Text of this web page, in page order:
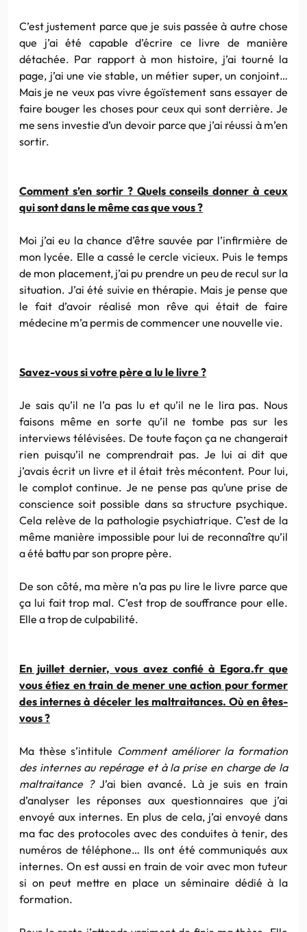
C’est justement parce que je suis passée à autre chose
que j’ai été capable d’écrire ce livre de manière
détachée. Par rapport à mon histoire, j’ai tourné la
page, j’ai une vie stable, un métier super, un conjoint…
Mais je ne veux pas vivre égoïstement sans essayer de
faire bouger les choses pour ceux qui sont derrière. Je
me sens investie d’un devoir parce que j’ai réussi à m’en
sortir.
Comment s’en sortir ? Quels conseils donner à ceux
qui sont dans le même cas que vous ?
Moi j’ai eu la chance d’être sauvée par l’infirmière de
mon lycée. Elle a cassé le cercle vicieux. Puis le temps
de mon placement, j’ai pu prendre un peu de recul sur la
situation. J’ai été suivie en thérapie. Mais je pense que
le fait d’avoir réalisé mon rêve qui était de faire
médecine m’a permis de commencer une nouvelle vie.
Savez-vous si votre père a lu le livre ?
Je sais qu’il ne l’a pas lu et qu’il ne le lira pas. Nous
faisons même en sorte qu’il ne tombe pas sur les
interviews télévisées. De toute façon ça ne changerait
rien puisqu’il ne comprendrait pas. Je lui ai dit que
j’avais écrit un livre et il était très mécontent. Pour lui,
le complot continue. Je ne pense pas qu’une prise de
conscience soit possible dans sa structure psychique.
Cela relève de la pathologie psychiatrique. C’est de la
même manière impossible pour lui de reconnaître qu’il
a été battu par son propre père.
De son côté, ma mère n’a pas pu lire le livre parce que
ça lui fait trop mal. C’est trop de souffrance pour elle.
Elle a trop de culpabilité.
En juillet dernier, vous avez confié à Egora.fr que
vous étiez en train de mener une action pour former
des internes à déceler les maltraitances. Où en êtes-
vous ?
Ma thèse s’intitule Comment améliorer la formation
des internes au repérage et à la prise en charge de la
maltraitance ?J’ai bien avancé. Là je suis en train
d’analyser les réponses aux questionnaires que j’ai
envoyé aux internes. En plus de cela, j’ai envoyé dans
ma fac des protocoles avec des conduites à tenir, des
numéros de téléphone… Ils ont été communiqués aux
internes. On est aussi en train de voir avec mon tuteur
si on peut mettre en place un séminaire dédié à la
formation.